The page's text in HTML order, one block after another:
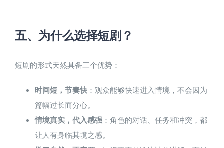
五、为什么选择短剧？​
短剧的形式天然具备三个优势：
时间短，节奏快：观众能够快速进入情境，不会因为
篇幅过长而分心。
情境真实，代入感强：角色的对话、任务和冲突，都
让人有身临其境之感。